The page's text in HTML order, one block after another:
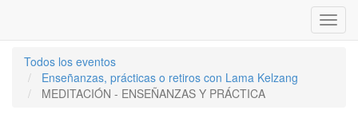
Todos los eventos
Enseñanzas, prácticas o retiros con Lama Kelzang
MEDITACIÓN - ENSEÑANZAS Y PRÁCTICA